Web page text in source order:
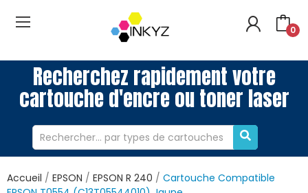
0
Recherchez rapidement votre
cartouche d'encre ou toner laser
Accueil EPSON EPSON R 240
Cartouche Compatible